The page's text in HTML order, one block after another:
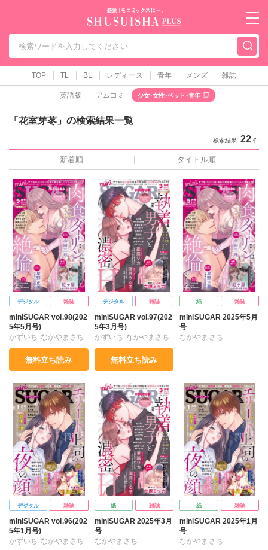
秋水社PLUS（テ
TOP TL BL レディース 青年 メンズ 雑誌
英語版 アムコミ 少女･女性･ペット･青年
「花室芽苳」の検索結果一覧
検索結果 22 件
新着順 タイトル順
デジタル 雑誌
miniSUGAR vol.98(202
5年5月号)
かずいち なかやまさち
はたの有咲 ヒナギク
夏生恒
清水沙斗子 海月うる子
星野正美 さくら蒼
踊る毒林檎 花室芽苳
六原ミッカ 紅ヶ屋
無料立ち読み
デジタル 雑誌
miniSUGAR vol.97(202
5年3月号)
かずいち なかやまさち
はたの有咲 ヒナギク
夏生恒
星脇リカ 清水沙斗子
海月うる子
星野正美
さくら蒼 踊る毒林檎
花室芽苳 六原ミッカ
紅ヶ屋
無料立ち読み
紙 雑誌
miniSUGAR 2025年5月
号
なかやまさち
清水沙斗子 海月うる子
星野正美 さくら蒼
踊る毒林檎 花室芽苳
六原ミッカ
紅ヶ屋
デジタル 雑誌
miniSUGAR vol.96(202
5年1月号)
かずいち なかやまさち
紙 雑誌
miniSUGAR 2025年3月
号
なかやまさち
紙 雑誌
miniSUGAR 2025年1月
号
なかやまさち